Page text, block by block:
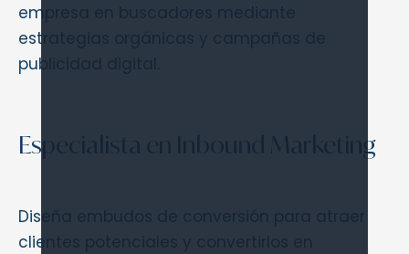
empresa en buscadores mediante
estrategias orgánicas y campañas de
publicidad digital.
Especialista en Inbound Marketing
Diseña embudos de conversión para atraer
clientes potenciales y convertirlos en